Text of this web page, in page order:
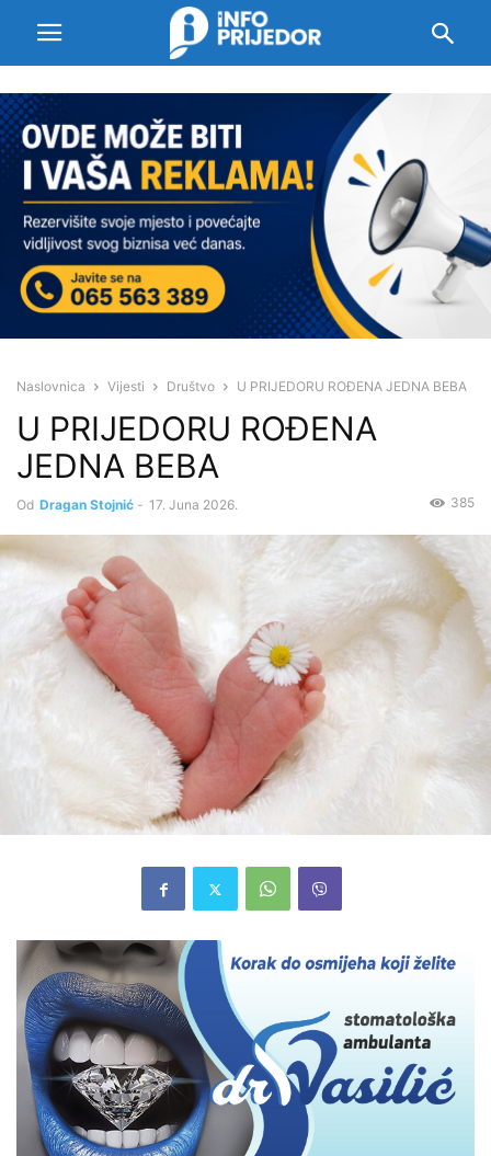
Naslovnica Vijesti Društvo U PRIJEDORU ROĐENA JEDNA BEBA
U PRIJEDORU ROĐENA
JEDNA BEBA
Od Dragan Stojnić - 17. Juna 2026. 385